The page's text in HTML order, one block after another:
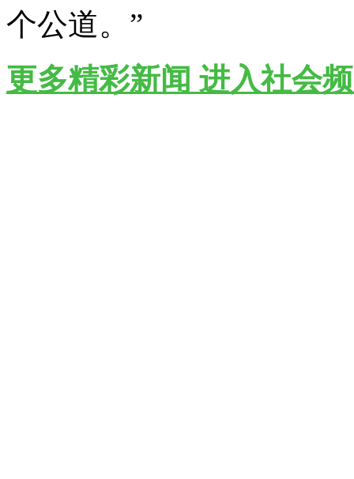
个公道。”
更多精彩新闻 进入社会